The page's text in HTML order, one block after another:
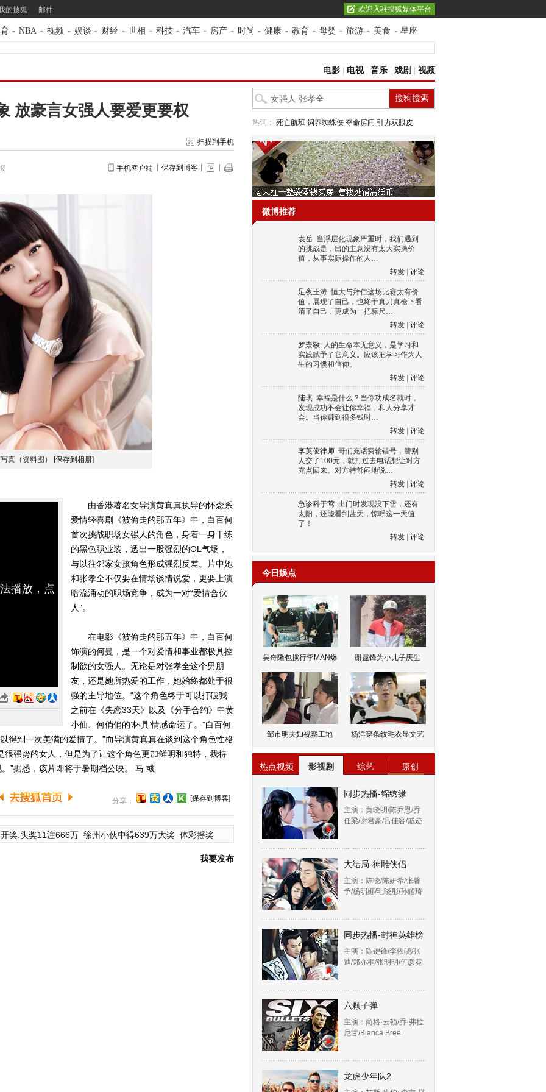
的搜狐 邮件 欢迎入驻搜狐媒体平台
- NBA - 视频 - 娱谈 - 财经 - 世相 - 科技 - 汽车 - 房产 - 时尚 - 健康 - 教育 - 母婴 - 旅游 - 美食 - 星座
电影 电视| 音乐 戏剧 视频
放豪言女强人要爱更要权
扫描到手机
手机客户端 保存到博客
真（资料图） [保存到相册]
播放，点
由香港著名女导演黄真真执导的怀念系
爱情轻喜剧《被偷走的那五年》中，白百何
首次挑战职场女强人的角色，身着一身干练
的黑色职业装，透出一股强烈的OL气场，
与以往邻家女孩角色形成强烈反差。片中她
和张孝全不仅要在情场谈情说爱，更要上演
暗流涌动的职场竞争，成为一对“爱情合伙
人”。
在电影《被偷走的那五年》中，白百何
饰演的何曼，是一个对爱情和事业都极具控
制欲的女强人。无论是对张孝全这个男朋
友，还是她所热爱的工作，她始终都处于很
强的主导地位。“这个角色终于可以打破我
之前在《失恋33天》以及《分手合约》中黄
小仙、何俏俏的‘杯具’情感命运了。”白百何
得到一次美满的爱情了。”而导演黄真真在谈到这个角色性格
很强势的女人，但是为了让这个角色更加鲜明和独特，我特
”据悉，该片即将于暑期档公映。 马 彧
分享： [保存到博客]
奖:头奖11注666万 徐州小伙中得639万大奖 体彩摇奖
我要发布
热词： 死亡航班 饲养蜘蛛侠 夺命房间 引力双眼皮
微博推荐
袁岳 当浮层化现象严重时，我们遇到
的挑战是，出的主意没有太大实操价
值，从事实际操作的人…
转发
评论
足夜王涛 恒大与拜仁这场比赛太有价
值，展现了自己，也终于真刀真枪下看
清了自己，更成为一把标尺…
转发
评论
罗崇敏 人的生命本无意义，是学习和
实践赋予了它意义。应该把学习作为人
生的习惯和信仰。
转发
评论
陆琪 幸福是什么？当你功成名就时，
发现成功不会让你幸福，和人分享才
会。当你赚到很多钱时…
转发
评论
李英俊律师 哥们充话费输错号，替别
人交了100元，就打过去电话想让对方
充点回来。对方特郁闷地说…
转发
评论
急诊科于莺 出门时发现没下雪，还有
太阳，还能看到蓝天，惊呼这一天值
了！
转发
评论
今日娱点
吴奇隆包揽行李MAN爆 谢霆锋为小儿子庆生
邹市明夫妇视察工地 杨洋穿条纹毛衣显文艺
热点视频 影视剧 综艺 原创
同步热播-锦绣缘
主演：黄晓明/陈乔恩/乔
任梁/谢君豪/吕佳容/戚迹
大结局-神雕侠侣
主演：陈晓/陈妍希/张馨
予/杨明娜/毛晓彤/孙耀琦
同步热播-封神英雄榜
主演：陈键锋/李依晓/张
迪/郑亦桐/张明明/何彦霓
六颗子弹
主演：尚格·云顿/乔·弗拉
尼甘/Bianca Bree
龙虎少年队2